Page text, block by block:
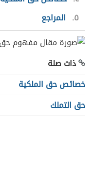
٥
المراجع
ذات صلة
خصائص حق الملكية
حق التملك